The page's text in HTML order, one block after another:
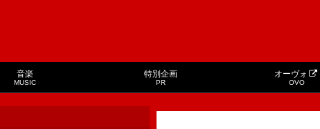
音楽
MUSIC
特別企画
PR
オーヴォ
OVO